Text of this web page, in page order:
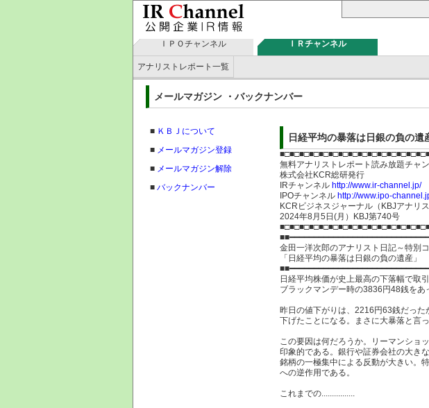
ＩＰＯチャンネル ＩＲチャンネル
アナリストレポート一覧
メールマガジン ・バックナンバー
■ ＫＢＪについて
■ メールマガジン登録
■ メールマガジン解除
■ バックナンバー
日経平均の暴落は日銀の負の
無料アナリストレポート読み放題チャ
株式会社KCR総研発行
IRチャンネル http://www.ir-channel.jp/
IPOチャンネル http://www.ipo-
KCRビジネスジャーナル（KBJアナリス
2024年8月5日(月）KBJ第740号
金田一洋次郎のアナリスト日記～特別
「日経平均の暴落は日銀の負の遺産
日経平均株価が史上最高の下落幅で取
ブラックマンデー時の3836円48銭をあ
昨日の値下がりは、2216円63銭だっ
下げたことになる。まさに大暴落と言っ
この要因は何だろうか。リーマンショ
印象的である。銀行や証券会社の大き
銘柄の一極集中による反動が大きい。
への逆作用である。
これまでの................